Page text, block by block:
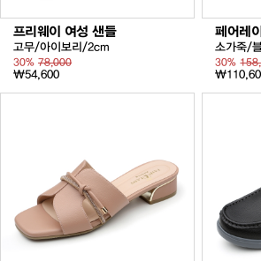
프리웨이 여성 샌들
고무/아이보리/2cm
30% 78,000
₩54,600
페어레
소가죽/
30%